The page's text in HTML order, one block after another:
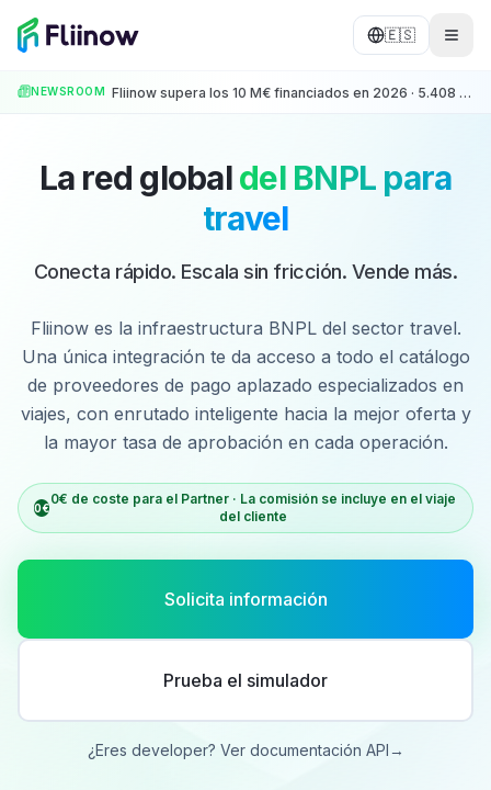
Saltar al contenido principal
🇪🇸
NEWSROOM Fliinow supera los 10 M€ financiados en 2026 · 5.408 operaciones · +500 Partners
La red globaldel BNPL para
travel
Conecta rápido. Escala sin fricción. Vende más.
Fliinow es la infraestructura BNPL del sector travel.
Una única integración te da acceso a todo el catálogo
de proveedores de pago aplazado especializados en
viajes, con enrutado inteligente hacia la mejor oferta y
la mayor tasa de aprobación en cada operación.
0€
0€ de coste para el Partner · La comisión se incluye en el viaje
del cliente
Solicita información
Prueba el simulador
¿Eres developer? Ver documentación API→